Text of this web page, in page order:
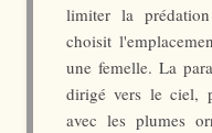
limiter la
choisit
une femelle. La
dirigé vers le ciel,
avec les plumes